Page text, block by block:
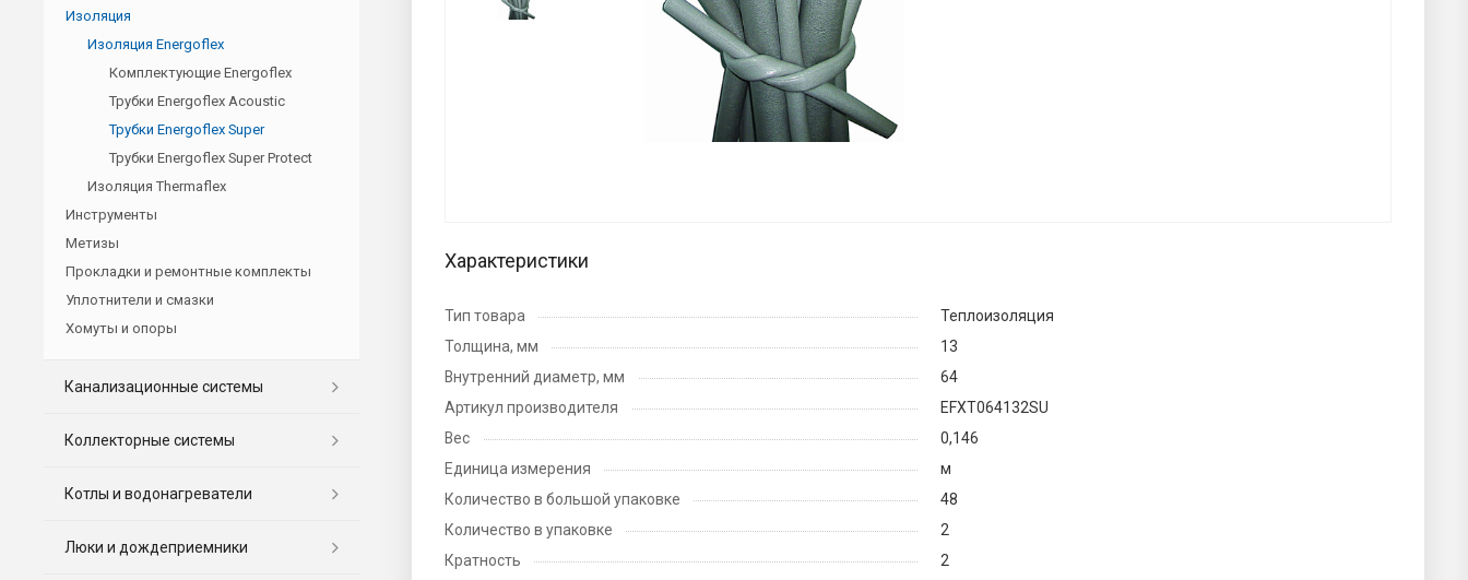
Характеристики
Тип товара
Теплоизоляция
Толщина, мм
13
Внутренний диаметр, мм
64
Артикул производителя
EFXT064132SU
Вес
0,146
Единица измерения
м
Количество в большой упаковке
48
Количество в упаковке
2
Кратность
2
Изоляция
Изоляция Energoflex
Комплектующие Energoflex
Трубки Energoflex Acoustic
Трубки Energoflex Super
Трубки Energoflex Super Protect
Изоляция Thermaflex
Инструменты
Метизы
Прокладки и ремонтные комплекты
Уплотнители и смазки
Хомуты и опоры
Канализационные системы
Коллекторные системы
Котлы и водонагреватели
Люки и дождеприемники